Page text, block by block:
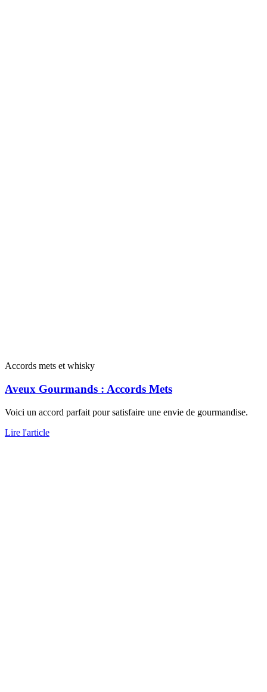
Accords mets et whisky
Aveux Gourmands : Accords Mets
Voici un accord parfait pour satisfaire une envie de gourmandise.
Lire l'article